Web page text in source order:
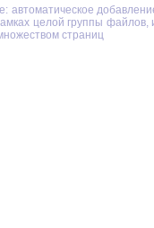
автоматическое
целой группы
страниц